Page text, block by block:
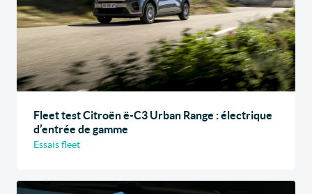
Fleet test Citroën ë-C3 Urban Range : électrique
d’entrée de gamme
Essais fleet